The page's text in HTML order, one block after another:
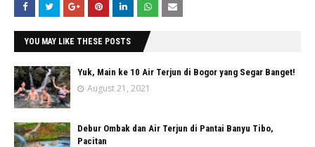
YOU MAY LIKE THESE POSTS
Yuk, Main ke 10 Air Terjun di Bogor yang Segar Banget!
August 21, 2021
Debur Ombak dan Air Terjun di Pantai Banyu Tibo,
Pacitan